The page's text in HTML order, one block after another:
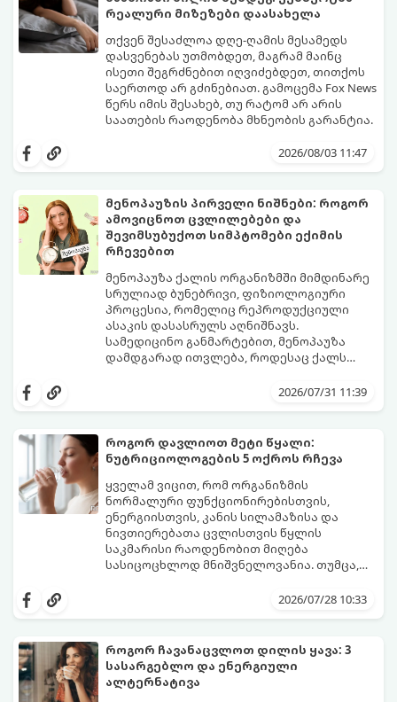
რეალური მიზეზები დაასახელა
თქვენ შესაძლოა დღე-ღამის მესამედს
დასვენებას უთმობდეთ, მაგრამ მაინც
ისეთი შეგრძნებით იღვიძებდეთ, თითქოს
საერთოდ არ გძინებიათ. გამოცემა Fox News
წერს იმის შესახებ, თუ რატომ არ არის
საათების რაოდენობა მხნეობის გარანტია.
2026/08/03 11:47
მენოპაუზის პირველი ნიშნები: როგორ
ამოვიცნოთ ცვლილებები და
შევიმსუბუქოთ სიმპტომები ექიმის
რჩევებით
მენოპაუზა ქალის ორგანიზმში მიმდინარე
სრულიად ბუნებრივი, ფიზიოლოგიური
პროცესია, რომელიც რეპროდუქციული
ასაკის დასასრულს აღნიშნავს.
სამედიცინო განმარტებით, მენოპაუზა
დამდგარად ითვლება, როდესაც ქალს
ცვლილებები ამ მომენტამდე ბევრად ადრე
საშუალოდ 40-დან 50 წლამდე ასაკში იწყება
და შესაძლოა 4-დან 8 წლამდე
გაგრძელდეს).
იმისათვის, რომ ეს პერიოდი შფოთვის
გარეშე გაიაროთ, მნიშვნელოვანია
იცოდეთ, რა სიგნალებს გზავნის ორგანიზმი
და როგორ შეიმსუბუქოთ მდგომარეობა
მეან-გინეკოლოგებისა და
ნუტრიციოლოგების რეკომენდაციებით.
2026/07/31 11:39
როგორ დავლიოთ მეტი წყალი:
ნუტრიციოლოგების 5 ოქროს რჩევა
ყველამ ვიცით, რომ ორგანიზმის
ნორმალური ფუნქციონირებისთვის,
ენერგიისთვის, კანის სილამაზისა და
ნივთიერებათა ცვლისთვის წყლის
საკმარისი რაოდენობით მიღება
სასიცოცხლოდ მნიშვნელოვანია. თუმცა,
უბრალოდ ჩვევის არქონის გამო, დღის
გამოწვევად რჩება.
დალევა ან მისი გემო მოსაწყენი
დაგეხმარებათ, წყლის სმა
ყოველდღიურ, სასიამოვნო ჩვევად
აქციოთ.
2026/07/28 10:33
როგორ ჩავანაცვლოთ დილის ყავა: 3
სასარგებლო და ენერგიული
ალტერნატივა